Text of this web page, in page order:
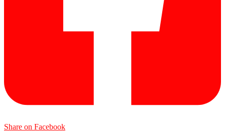
Share on Facebook